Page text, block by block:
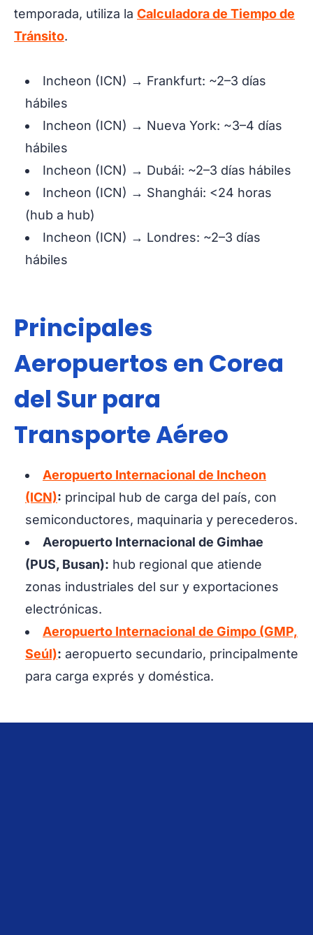
temporada, utiliza la Calculadora de Tiempo de
Tránsito.
Incheon (ICN) → Frankfurt: ~2–3 días
hábiles
Incheon (ICN) → Nueva York: ~3–4 días
hábiles
Incheon (ICN) → Dubái: ~2–3 días hábiles
Incheon (ICN) → Shanghái: <24 horas
(hub a hub)
Incheon (ICN) → Londres: ~2–3 días
hábiles
Principales
Aeropuertos en Corea
del Sur para
Transporte Aéreo
Aeropuerto Internacional de Incheon
(ICN): principal hub de carga del país, con
semiconductores, maquinaria y perecederos.
Aeropuerto Internacional de Gimhae
(PUS, Busan): hub regional que atiende
zonas industriales del sur y exportaciones
electrónicas.
Aeropuerto Internacional de Gimpo (GMP,
Seúl): aeropuerto secundario, principalmente
para carga exprés y doméstica.